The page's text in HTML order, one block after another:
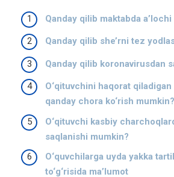
Qanday qilib maktabda
Qanday qilib she’rni tez
Qanday qilib koronavirusdan
O‘qituvchini haqorat qiladigan
qanday chora ko‘rish mumkin?
O‘qituvchi kasbiy
saqlanishi mumkin?
O‘quvchilarga uyda yakka
to‘g‘risida ma’lumot